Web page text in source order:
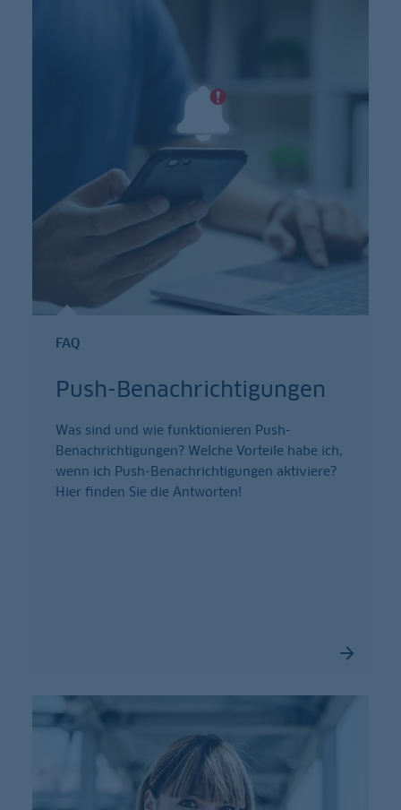
FAQ
Push-Benachrichtigungen
Was sind und wie funktionieren Push-
Benachrichtigungen? Welche Vorteile habe ich,
wenn ich Push-Benachrichtigungen aktiviere?
Hier finden Sie die Antworten!